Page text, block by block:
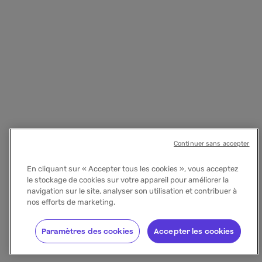
En cliquant sur « Accepter tous les cookies », vous acceptez
le stockage de cookies sur votre appareil pour améliorer la
navigation sur le site, analyser son utilisation et contribuer à
nos efforts de marketing.
Accepter les cookies
Paramètres des cookies
Continuer sans accepter